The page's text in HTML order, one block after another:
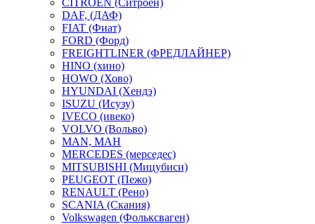
DAF, (ДАФ)
FIAT (Фиат)
FORD (Форд)
FREIGHTLINER (ФРЕДЛАЙНЕР)
HINO (хино)
HOWO (Хово)
HYUNDAI (Хендэ)
ISUZU (Исузу)
IVECO (ивеко)
VOLVO (Вольво)
MAN, МАН
MERCEDES (мерседес)
MITSUBISHI (Мицубиси)
PEUGEOT (Пежо)
RENAULT (Рено)
SCANIA (Скания)
Volkswagen (Фольксваген)